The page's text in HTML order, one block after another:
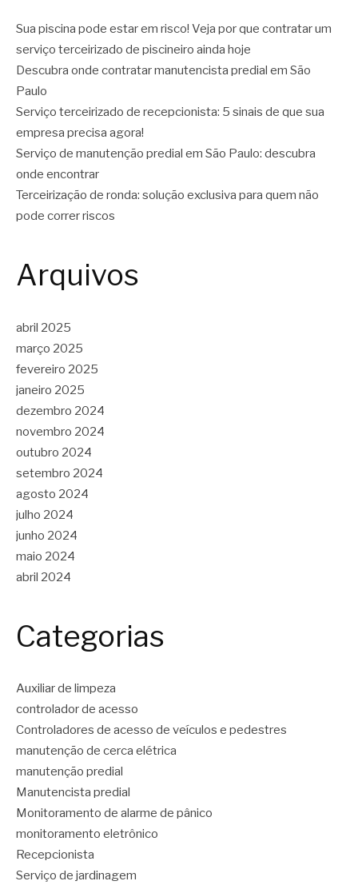
Sua piscina pode estar em risco! Veja por que contratar um
serviço terceirizado de piscineiro ainda hoje
Descubra onde contratar manutencista predial em São
Paulo
Serviço terceirizado de recepcionista: 5 sinais de que sua
empresa precisa agora!
Serviço de manutenção predial em São Paulo: descubra
onde encontrar
Terceirização de ronda: solução exclusiva para quem não
pode correr riscos
Arquivos
abril 2025
março 2025
fevereiro 2025
janeiro 2025
dezembro 2024
novembro 2024
outubro 2024
setembro 2024
agosto 2024
julho 2024
junho 2024
maio 2024
abril 2024
Categorias
Auxiliar de limpeza
controlador de acesso
Controladores de acesso de veículos e pedestres
manutenção de cerca elétrica
manutenção predial
Manutencista predial
Monitoramento de alarme de pânico
monitoramento eletrônico
Recepcionista
Serviço de jardinagem